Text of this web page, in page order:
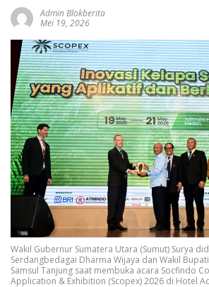
Admin Blokberita
Mei 19, 2026
Wakil Gubernur Sumatera Utara (Sumut) Surya
Serdangbedagai Dharma Wijaya dan Wakil
Samsul Tanjung saat membuka acara Socfindo
Application & Exhibition (Scopex) 2026 di Hotel